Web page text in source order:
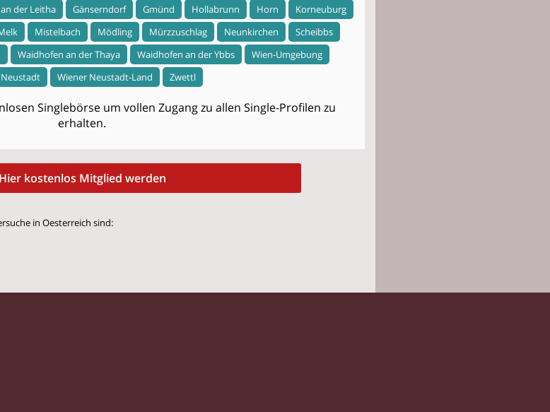
der Leitha Gänserndorf Gmünd Hollabrunn Horn
Korneuburg
Mistelbach Mödling Mürzzuschlag Neunkirchen
Scheibbs
Waidhofen an der Thaya Waidhofen an der Ybbs
Wien-Umgebung
Wiener Neustadt-Land Zwettl
Singlebörse um vollen Zugang zu allen Single-Profilen zu
erhalten.
Hier kostenlos Mitglied werden
in Oesterreich sind: